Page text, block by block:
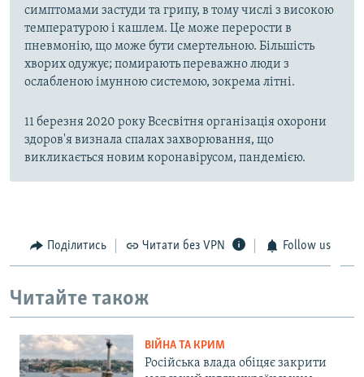
симптомами застуди та грипу, в тому числі з високою
температурою і кашлем. Це може перерости в
пневмонію, що може бути смертельною. Більшість
хворих одужує; помирають переважно люди з
ослабленою імунною системою, зокрема літні.
11 березня 2020 року Всесвітня організація охорони
здоров'я визнала спалах захворювання, що
викликається новим коронавірусом, пандемією.
Поділитись Читати без VPN Follow us
Читайте також
ВІЙНА ТА КРИМ
Російська влада обіцяє закрити